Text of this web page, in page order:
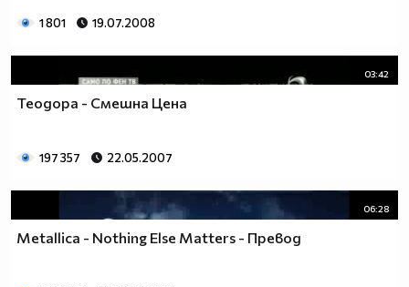
1 801 19.07.2008
03:42
Теодора - Смешна Цена
197 357 22.05.2007
06:28
Metallica - Nothing Else Matters - Превод